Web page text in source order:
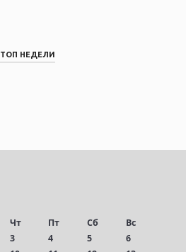
ТОП НЕДЕЛИ
Чт Пт Сб Вс
3 4 5
6